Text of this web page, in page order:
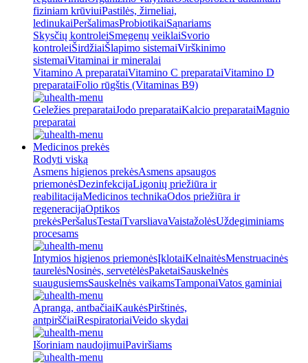
fiziniam krūviuiPastilės, žirneliai,
ledinukaiPeršalimasProbiotikaiSąnariams
Skysčių kontroleiSmegenų veiklaiSvorio
kontroleiŠirdžiaiŠlapimo sistemaiVirškinimo
sistemaiVitaminai ir mineralai
Vitamino A preparataiVitamino C preparataiVitamino D
preparataiFolio rūgštis (Vitaminas B9)
Geležies preparataiJodo preparataiKalcio preparataiMagnio
preparatai
Medicinos prekės
Rodyti viską
Asmens higienos prekėsAsmens apsaugos
priemonėsDezinfekcijaLigonių priežiūra ir
reabilitacijaMedicinos technikaOdos priežiūra ir
regeneracijaOptikos
prekėsPeršalusTestaiTvarsliavaVaistažolėsUždegiminiams
procesams
Intymios higienos priemonėsĮklotaiKelnaitėsMenstruacinės
taurelėsNosinės, servetėlėsPaketaiSauskelnės
suaugusiemsSauskelnės vaikamsTamponaiVatos gaminiai
Apranga, antbačiaiKaukėsPirštinės,
antpirščiaiRespiratoriaiVeido skydai
Išoriniam naudojimuiPaviršiams